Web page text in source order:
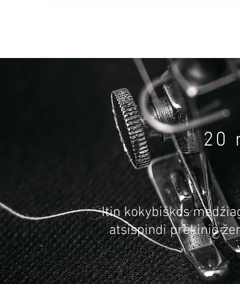
20
Itin kokybiškos
atsispindi prekinio